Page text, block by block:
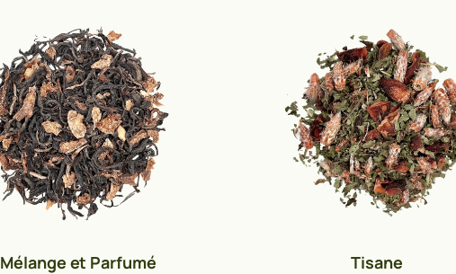
Mélange et Parfumé
Tisane